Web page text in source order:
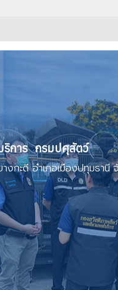
ริการ กรมปศุสัตว์
งกะดี อำเภอเมืองปทุมธา